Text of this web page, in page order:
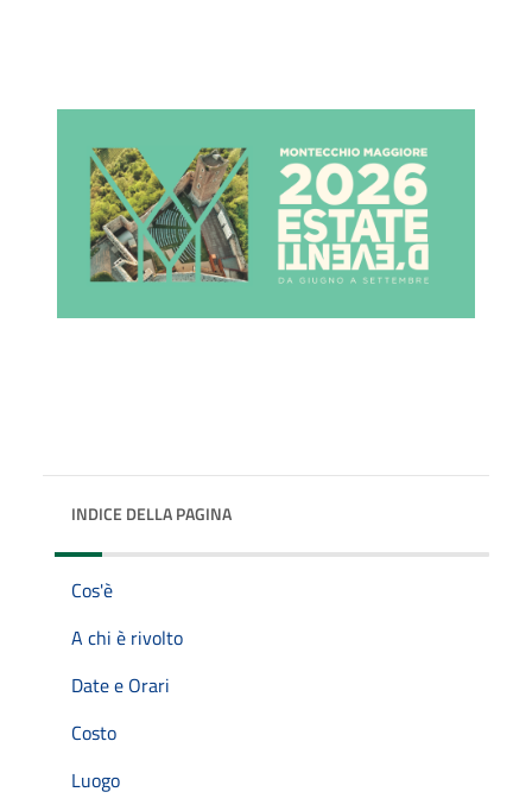
INDICE DELLA PAGINA
Cos'è
A chi è rivolto
Date e Orari
Costo
Luogo